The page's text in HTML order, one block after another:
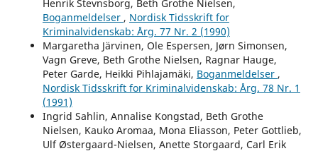
Henrik Stevnsborg, Beth Grothe Nielsen,
Boganmeldelser , Nordisk Tidsskrift for
Kriminalvidenskab: Årg. 77 Nr. 2 (1990)
Margaretha Järvinen, Ole Espersen, Jørn Simonsen,
Vagn Greve, Beth Grothe Nielsen, Ragnar Hauge,
Peter Garde, Heikki Pihlajamäki, Boganmeldelser ,
Nordisk Tidsskrift for Kriminalvidenskab: Årg. 78 Nr. 1
(1991)
Ingrid Sahlin, Annalise Kongstad, Beth Grothe
Nielsen, Kauko Aromaa, Mona Eliasson, Peter Gottlieb,
Ulf Østergaard-Nielsen, Anette Storgaard, Carl Erik